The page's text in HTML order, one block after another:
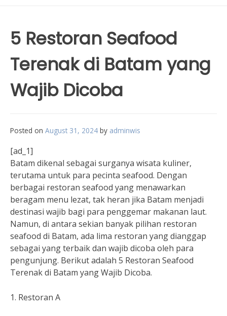
5 Restoran Seafood
Terenak di Batam yang
Wajib Dicoba
Posted on August 31, 2024 by adminwis
[ad_1]
Batam dikenal sebagai surganya wisata kuliner,
terutama untuk para pecinta seafood. Dengan
berbagai restoran seafood yang menawarkan
beragam menu lezat, tak heran jika Batam menjadi
destinasi wajib bagi para penggemar makanan laut.
Namun, di antara sekian banyak pilihan restoran
seafood di Batam, ada lima restoran yang dianggap
sebagai yang terbaik dan wajib dicoba oleh para
pengunjung. Berikut adalah 5 Restoran Seafood
Terenak di Batam yang Wajib Dicoba.
1. Restoran A